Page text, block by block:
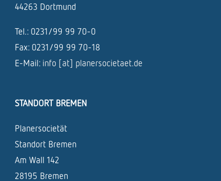
44263 Dortmund
Tel.: 0231/99 99 70-0
Fax: 0231/99 99 70-18
E-Mail: info [at] planersocietaet.de
STANDORT BREMEN
Planersocietät
Standort Bremen
Am Wall 142
28195 Bremen